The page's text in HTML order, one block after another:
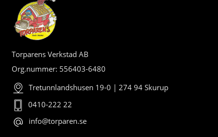
Torparens Verkstad AB
Org.nummer: 556403-6480
Tretunnlandshusen 19-0 | 274 94 Skurup
0410-222 22
info@torparen.se